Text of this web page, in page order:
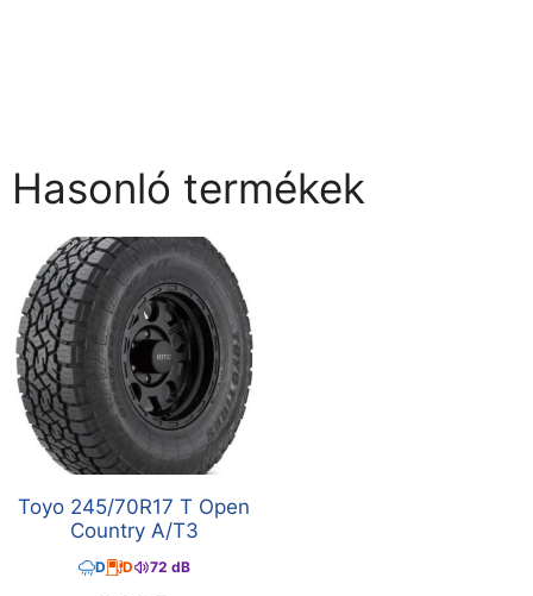
Hasonló termékek
Toyo 245/70R17 T Open
Country A/T3
D D 72 dB